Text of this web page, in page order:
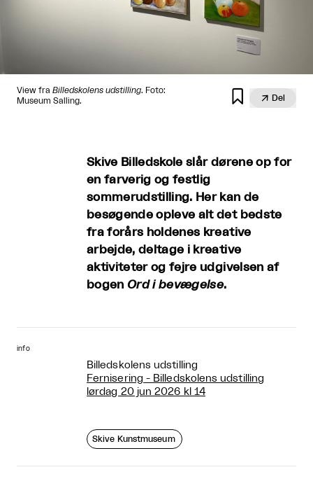
View fra Billedskolens udstilling. Foto:
Museum Salling.
  Del
Skive Billedskole slår dørene op for
en farverig og festlig
sommerudstilling. Her kan de
besøgende opleve alt det bedste
fra forårs holdenes kreative
arbejde, deltage i kreative
aktiviteter og fejre udgivelsen af
bogenOrd i bevægelse.
info
Billedskolens udstilling
Fernisering - Billedskolens udstilling
lørdag 20 jun 2026 kl 14
Skive Kunstmuseum